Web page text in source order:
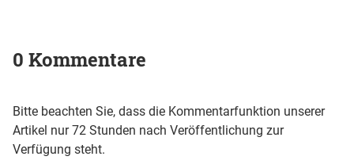
0 Kommentare
Bitte beachten Sie, dass die Kommentarfunktion unserer
Artikel nur 72 Stunden nach Veröffentlichung zur
Verfügung steht.